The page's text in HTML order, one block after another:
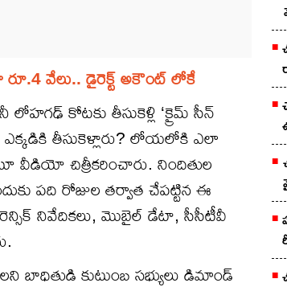
రూ.4 వేలు.. డైరెక్ట్ అకౌంట్ లోకే
లోహగఢ్ కోటకు తీసుకెళ్లి ‘క్రైమ్ సీన్
ఎక్కడికి తీసుకెళ్లారు? లోయలోకి ఎలా
వీడియో చిత్రీకరించారు. నిందితుల
పది రోజుల తర్వాత చేపట్టిన ఈ
ఫోరెన్సిక్ నివేదికలు, మొబైల్ డేటా, సీసీటీవీ
బాధితుడి కుటుంబ సభ్యులు డిమాండ్